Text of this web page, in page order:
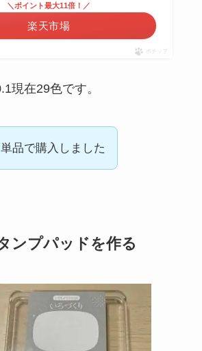
＼ポイント最大11倍！／
楽天市場
ポチップ
現在29色です。
品で購入しました
ンプパッドを作る